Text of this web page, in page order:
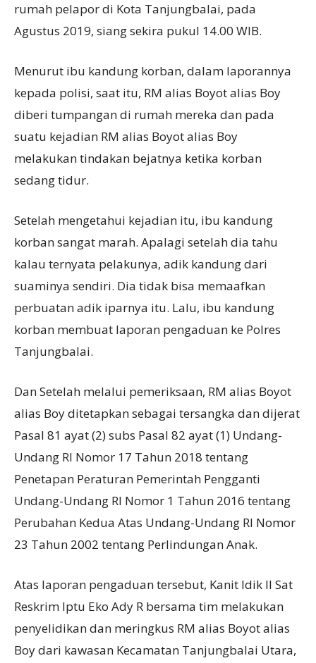
rumah pelapor di Kota Tanjungbalai, pada
Agustus 2019, siang sekira pukul 14.00 WIB.
Menurut ibu kandung korban, dalam laporannya
kepada polisi, saat itu, RM alias Boyot alias Boy
diberi tumpangan di rumah mereka dan pada
suatu kejadian RM alias Boyot alias Boy
melakukan tindakan bejatnya ketika korban
sedang tidur.
Setelah mengetahui kejadian itu, ibu kandung
korban sangat marah. Apalagi setelah dia tahu
kalau ternyata pelakunya, adik kandung dari
suaminya sendiri. Dia tidak bisa memaafkan
perbuatan adik iparnya itu. Lalu, ibu kandung
korban membuat laporan pengaduan ke Polres
Tanjungbalai.
Dan Setelah melalui pemeriksaan, RM alias Boyot
alias Boy ditetapkan sebagai tersangka dan dijerat
Pasal 81 ayat (2) subs Pasal 82 ayat (1) Undang-
Undang RI Nomor 17 Tahun 2018 tentang
Penetapan Peraturan Pemerintah Pengganti
Undang-Undang RI Nomor 1 Tahun 2016 tentang
Perubahan Kedua Atas Undang-Undang RI Nomor
23 Tahun 2002 tentang Perlindungan Anak.
Atas laporan pengaduan tersebut, Kanit Idik II Sat
Reskrim Iptu Eko Ady R bersama tim melakukan
penyelidikan dan meringkus RM alias Boyot alias
Boy dari kawasan Kecamatan Tanjungbalai Utara,